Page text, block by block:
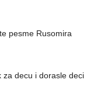
pesme Rusomira
za decu i dorasle deci